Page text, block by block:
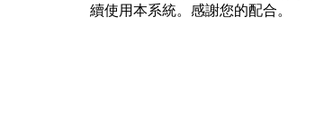
續使用本系統。感謝您的配合。